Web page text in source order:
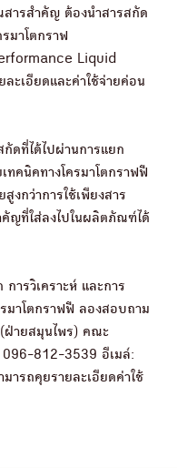
ารสำคัญ ต้องนำสารสกัด
มาโตกราฟ
Liquid
ะเอียดและค่าใช้จ่ายค่อน
ดที่ได้ไปผ่านการแยก
ทคนิคทางโครมาโตกราฟฟี
งกว่าการใช้เพียงสาร
ญที่ใส่ลงไปในผลิตภัณฑ์ได้
ารวิเคราะห์ และการ
มาโตกราฟฟี ลองสอบถาม
ฝ่ายสมุนไพร) คณะ
096-812-3539 อีเมล์:
รถคุยรายละเอียดค่าใช้